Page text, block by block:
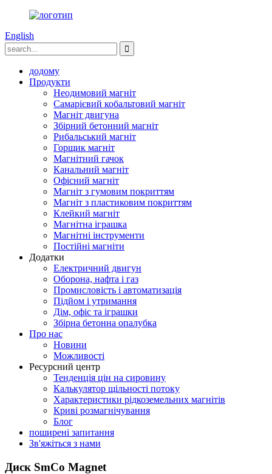
English
додому
Продукти
Неодимовий магніт
Самарієвий кобальтовий магніт
Магніт двигуна
Збірний бетонний магніт
Рибальський магніт
Горщик магніт
Магнітний гачок
Канальний магніт
Офісний магніт
Магніт з гумовим покриттям
Магніт з пластиковим покриттям
Клейкий магніт
Магнітна іграшка
Магнітні інструменти
Постійні магніти
Додатки
Електричний двигун
Оборона, нафта і газ
Промисловість і автоматизація
Підйом і утримання
Дім, офіс та іграшки
Збірна бетонна опалубка
Про нас
Новини
Можливості
Ресурсний центр
Тенденція цін на сировину
Калькулятор щільності потоку
Характеристики рідкоземельних магнітів
Криві розмагнічування
Блог
поширені запитання
Зв'яжіться з нами
Диск SmCo Magnet